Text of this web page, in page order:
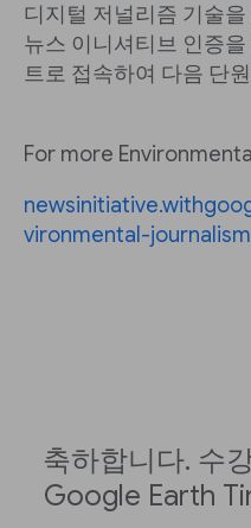
디지털 저널리즘 기술
뉴스 이니셔티브 인증을
트로 접속하여 다음 단
For more
vironmental-journalism
축하합니다. 수
Google Earth